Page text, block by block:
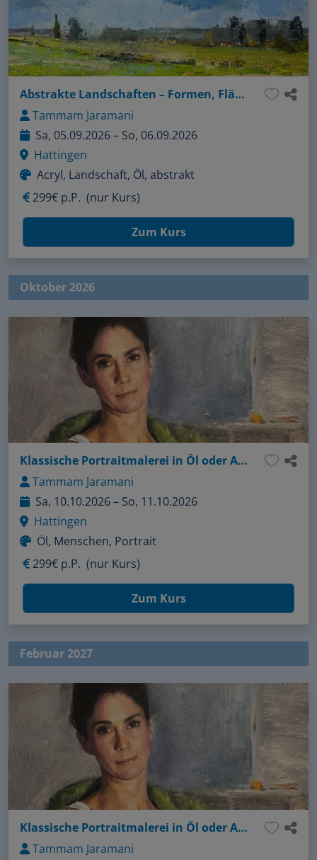
Abstrakte Landschaften – Formen, Fläche, Farbe
Tammam Jaramani
Sa, 05.09.2026 – So, 06.09.2026
Hattingen
Acryl, Landschaft, Öl, abstrakt
299€ p.P. (nur Kurs)
Zum Kurs
Oktober 2026
Klassische Portraitmalerei in Öl oder Acryl
Tammam Jaramani
Sa, 10.10.2026 – So, 11.10.2026
Hattingen
Öl, Menschen, Portrait
299€ p.P. (nur Kurs)
Zum Kurs
Februar 2027
Klassische Portraitmalerei in Öl oder Acryl
Tammam Jaramani